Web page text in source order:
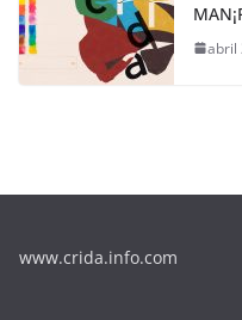
abril
www.crida.info.com